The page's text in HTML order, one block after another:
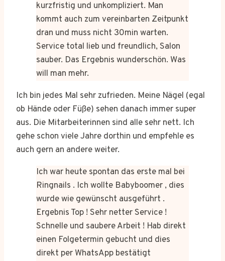
kurzfristig und unkompliziert. Man
kommt auch zum vereinbarten Zeitpunkt
dran und muss nicht 30min warten.
Service total lieb und freundlich, Salon
sauber. Das Ergebnis wunderschön. Was
will man mehr.
Ich bin jedes Mal sehr zufrieden. Meine Nägel (egal
ob Hände oder Füße) sehen danach immer super
aus. Die Mitarbeiterinnen sind alle sehr nett. Ich
gehe schon viele Jahre dorthin und empfehle es
auch gern an andere weiter.
Ich war heute spontan das erste mal bei
Ringnails . Ich wollte Babyboomer , dies
wurde wie gewünscht ausgeführt .
Ergebnis Top ! Sehr netter Service !
Schnelle und saubere Arbeit ! Hab direkt
einen Folgetermin gebucht und dies
direkt per WhatsApp bestätigt